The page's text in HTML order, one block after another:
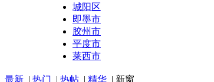
城阳区
即墨市
胶州市
平度市
莱西市
最新 | 热门 | 热帖 | 精华 | 新窗